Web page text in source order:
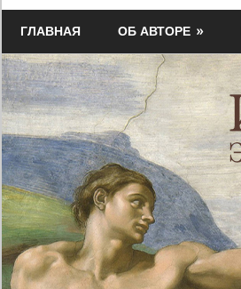
Медузы
культуры
ГЛАВНАЯ ОБ АВТОРЕ